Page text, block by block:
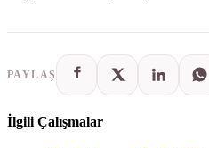
PAYLAŞ
İlgili Çalışmalar